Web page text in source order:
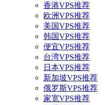
香港VPS推荐
欧洲VPS推荐
美国VPS推荐
韩国VPS推荐
便宜VPS推荐
台湾VPS推荐
日本VPS推荐
新加坡VPS推荐
俄罗斯VPS推荐
家宽VPS推荐